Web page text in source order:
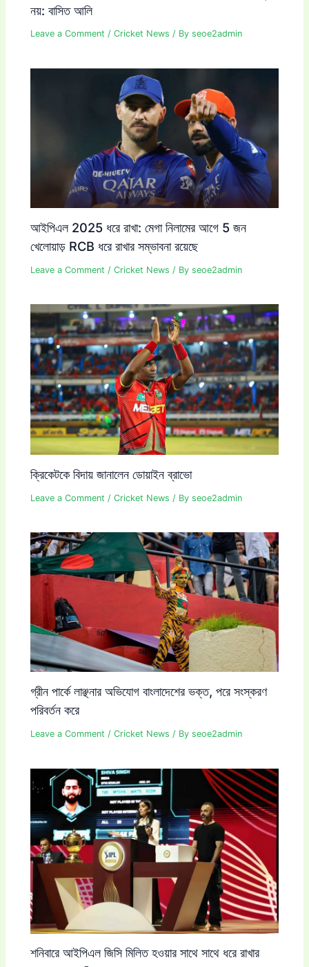
নয়: বাসিত আলি
Leave a Comment /Cricket News / Byseoe2admin
আইপিএল 2025 ধরে রাখা: মেগা নিলামের আগে 5 জন
খেলোয়াড় RCB ধরে রাখার সম্ভাবনা রয়েছে
Leave a Comment /Cricket News / Byseoe2admin
ক্রিকেটকে বিদায় জানালেন ডোয়াইন ব্রাভো
Leave a Comment /Cricket News / Byseoe2admin
গ্রীন পার্কে লাঞ্ছনার অভিযোগ বাংলাদেশের ভক্ত, পরে সংস্করণ
পরিবর্তন করে
Leave a Comment /Cricket News / Byseoe2admin
শনিবারে আইপিএল জিসি মিলিত হওয়ার সাথে সাথে ধরে রাখার